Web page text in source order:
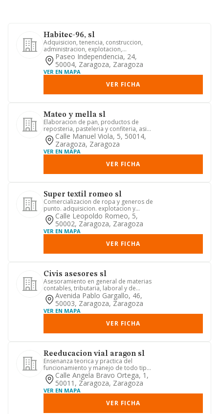
Habitec-96, sl
Adquisicion, tenencia, construccion,
administracion, explotacion,
arrendamiento no financiero, prom...
Paseo Independencia, 24,
50004, Zaragoza, Zaragoza
VER EN MAPA
VER FICHA
Mateo y mella sl
Elaboracion de pan, productos de
reposteria, pasteleria y confiteria, asi
como la venta de articulo...
Calle Manuel Viola, 5, 50014,
Zaragoza, Zaragoza
VER EN MAPA
VER FICHA
Super textil romeo sl
Comercializacion de ropa y generos de
punto. adquisicion. explotacion y
enajenacion de bienes inmue...
Calle Leopoldo Romeo, 5,
50002, Zaragoza, Zaragoza
VER EN MAPA
VER FICHA
Civis asesores sl
Asesoramiento en general de materias
contables, tributaria, laboral y de
gestion empresarial
Avenida Pablo Gargallo, 46,
50003, Zaragoza, Zaragoza
VER EN MAPA
VER FICHA
Reeducacion vial aragon sl
Ensenanza teorica y practica del
funcionamiento y manejo de todo tipo
de vehiculos de motor.
Calle Angela Bravo Ortega, 1,
50011, Zaragoza, Zaragoza
VER EN MAPA
VER FICHA